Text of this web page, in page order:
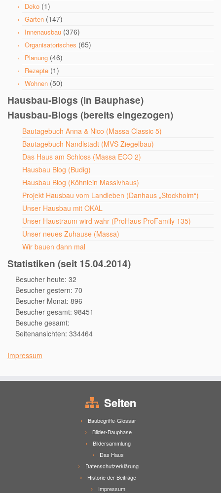
Deko (1)
Garten (147)
Innenausbau (376)
Organisatorisches (65)
Planung (46)
Rezepte (1)
Wohnen (50)
Hausbau-Blogs (in Bauphase)
Hausbau-Blogs (bereits eingezogen)
Bautagebuch Anna & Nico (Massa Classic 5)
Bautagebuch Nandlstadt (MVS Ziegelbau)
Das Haus am Schloss (Massa ECO 2)
Hausbau Blog (Budig)
Hausbau Blog (Köhnlein Massivhaus)
Projekt Hausbau vom Landleben (Danhaus „Stockholm“)
Unser Hausbau mit OKAL
Unser Haustraum wird wahr (ProHaus ProFamily 135)
Unser neues Zuhause (Massa)
Wir bauen dann mal
Statistiken (seit 15.04.2014)
Besucher heute: 32
Besucher gestern: 70
Besucher Monat: 896
Besucher gesamt: 98451
Besuche gesamt:
Seitenansichten: 334464
Impressum
Seiten
Baubegriffe-Glossar
Bilder-Bauphase
Bildersammlung
Das Haus
Datenschutzerklärung
Historie der Beiträge
Impressum